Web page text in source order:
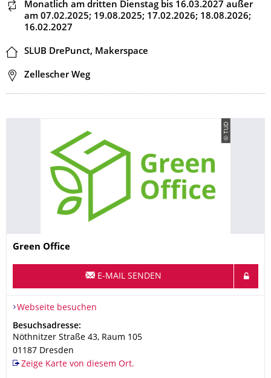
Dieser Termin wiederholt sich
Monatlich am dritten Dienstag bis 16.03.2027 außer
am 07.02.2025; 19.08.2025; 17.02.2026; 18.08.2026;
16.02.2027
Ort
SLUB DrePunct, Makerspace
Adresse
Zellescher Weg
© TUD
Name
Green Office
E-MAIL SENDEN
Webseite besuchen
Adresse
Besuchsadresse:
Nöthnitzer Straße 43, Raum 105
01187 Dresden
Zeige Karte von diesem Ort.